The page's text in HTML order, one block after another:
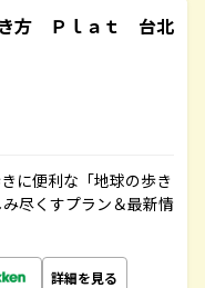
方 Ｐｌａｔ 台北
に便利な「地球の歩き
尽くすプラン＆最新情
詳細を見る